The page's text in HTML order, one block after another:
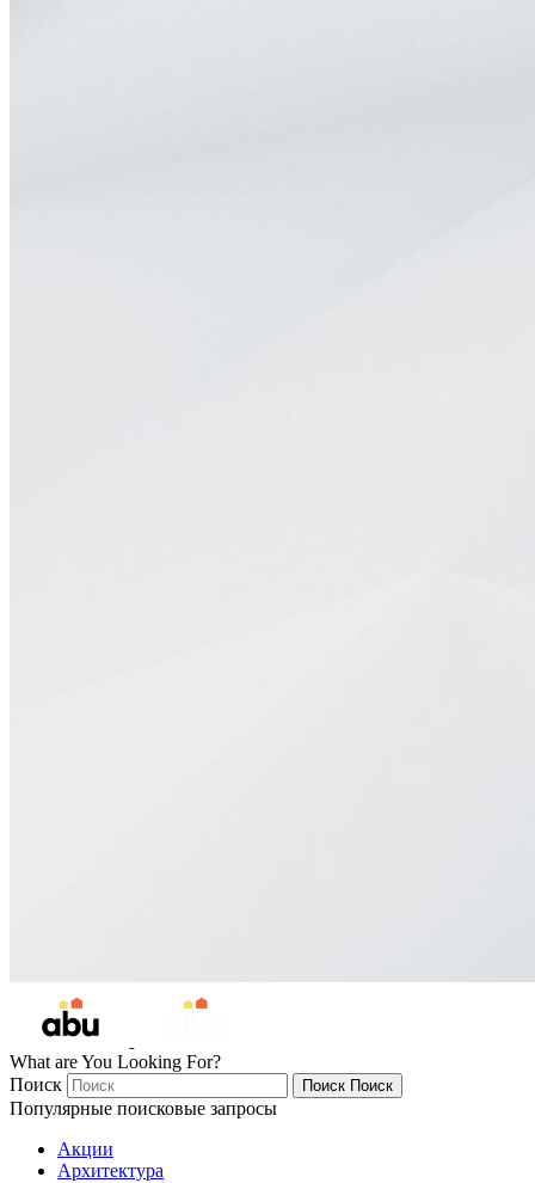
What are You Looking For?
Поиск
Поиск Поиск
Популярные поисковые запросы
Акции
Архитектура